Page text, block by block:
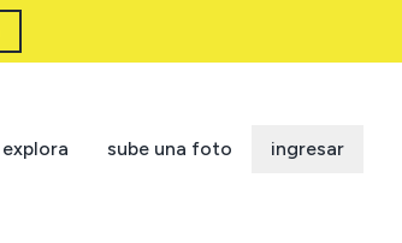
explora sube una foto ingresar